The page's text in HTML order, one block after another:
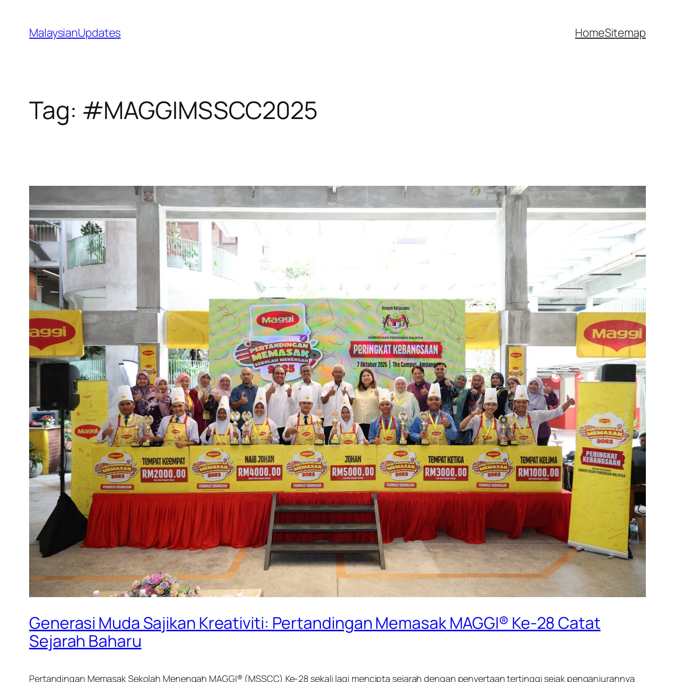
content
MalaysianUpdates HomeSitemap
Tag: #MAGGIMSSCC2025
Generasi Muda Sajikan Kreativiti: Pertandingan Memasak MAGGI® Ke-28 Catat
Sejarah Baharu
Pertandingan Memasak Sekolah Menengah MAGGI® (MSSCC) Ke-28 sekali lagi mencipta sejarah dengan penyertaan tertinggi sejak penganjurannya